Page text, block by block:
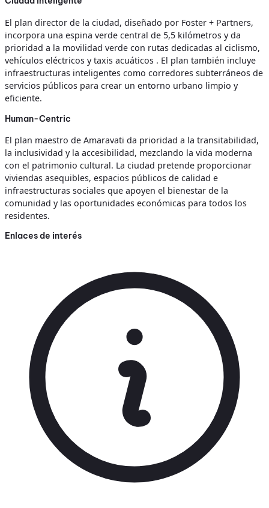
El plan director de la ciudad, diseñado por Foster + Partners,
incorpora una espina verde central de 5,5 kilómetros y da
prioridad a la movilidad verde con rutas dedicadas al ciclismo,
vehículos eléctricos y taxis acuáticos . El plan también incluye
infraestructuras inteligentes como corredores subterráneos de
servicios públicos para crear un entorno urbano limpio y
eficiente.
Human-Centric
El plan maestro de Amaravati da prioridad a la transitabilidad,
la inclusividad y la accesibilidad, mezclando la vida moderna
con el patrimonio cultural. La ciudad pretende proporcionar
viviendas asequibles, espacios públicos de calidad e
infraestructuras sociales que apoyen el bienestar de la
comunidad y las oportunidades económicas para todos los
residentes.
Enlaces de interés